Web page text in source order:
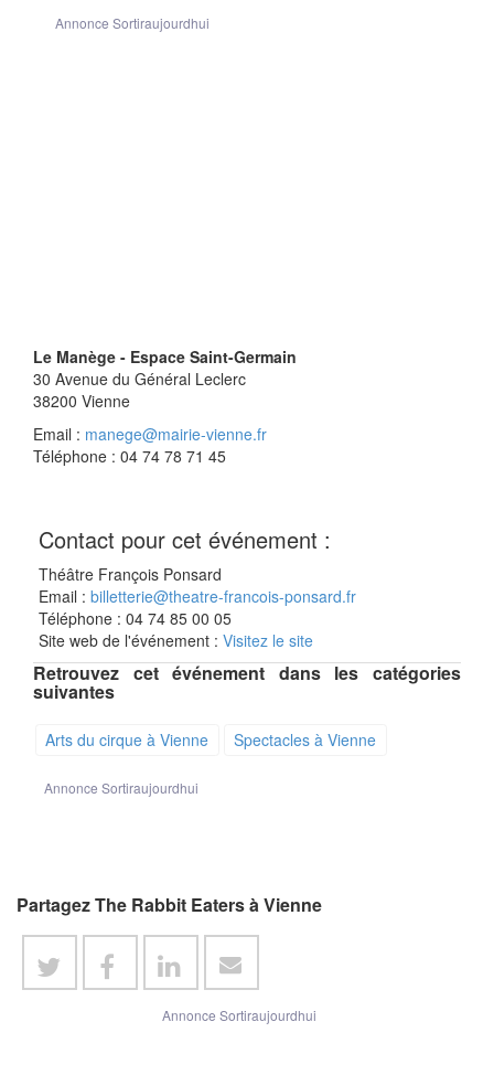
Annonce Sortiraujourdhui
Le Manège - Espace Saint-Germain
30 Avenue du Général Leclerc
38200 Vienne
Email : manege@mairie-vienne.fr
Téléphone : 04 74 78 71 45
Contact pour cet événement :
Théâtre François Ponsard
Email : billetterie@theatre-francois-ponsard.fr
Téléphone : 04 74 85 00 05
Site web de l'événement : Visitez le site
Retrouvez cet événement dans les catégories
suivantes
Arts du cirque à Vienne Spectacles à Vienne
Annonce Sortiraujourdhui
Partagez The Rabbit Eaters à Vienne
Annonce Sortiraujourdhui